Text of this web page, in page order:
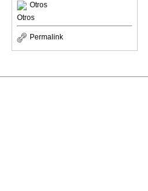
Otros
Otros
Permalink